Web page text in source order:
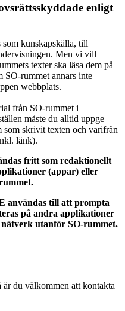
enligt
kunskapskälla, till
Men vi vill
texter ska läsa dem på
SO-rummet annars inte
webbplats.
från SO-rummet i
måste du alltid uppge
skrivit texten och varifrån
länk).
fritt som redaktionellt
(appar) eller
användas till att prompta
på andra applikationer
utanför SO-rummet.
du välkommen att kontakta